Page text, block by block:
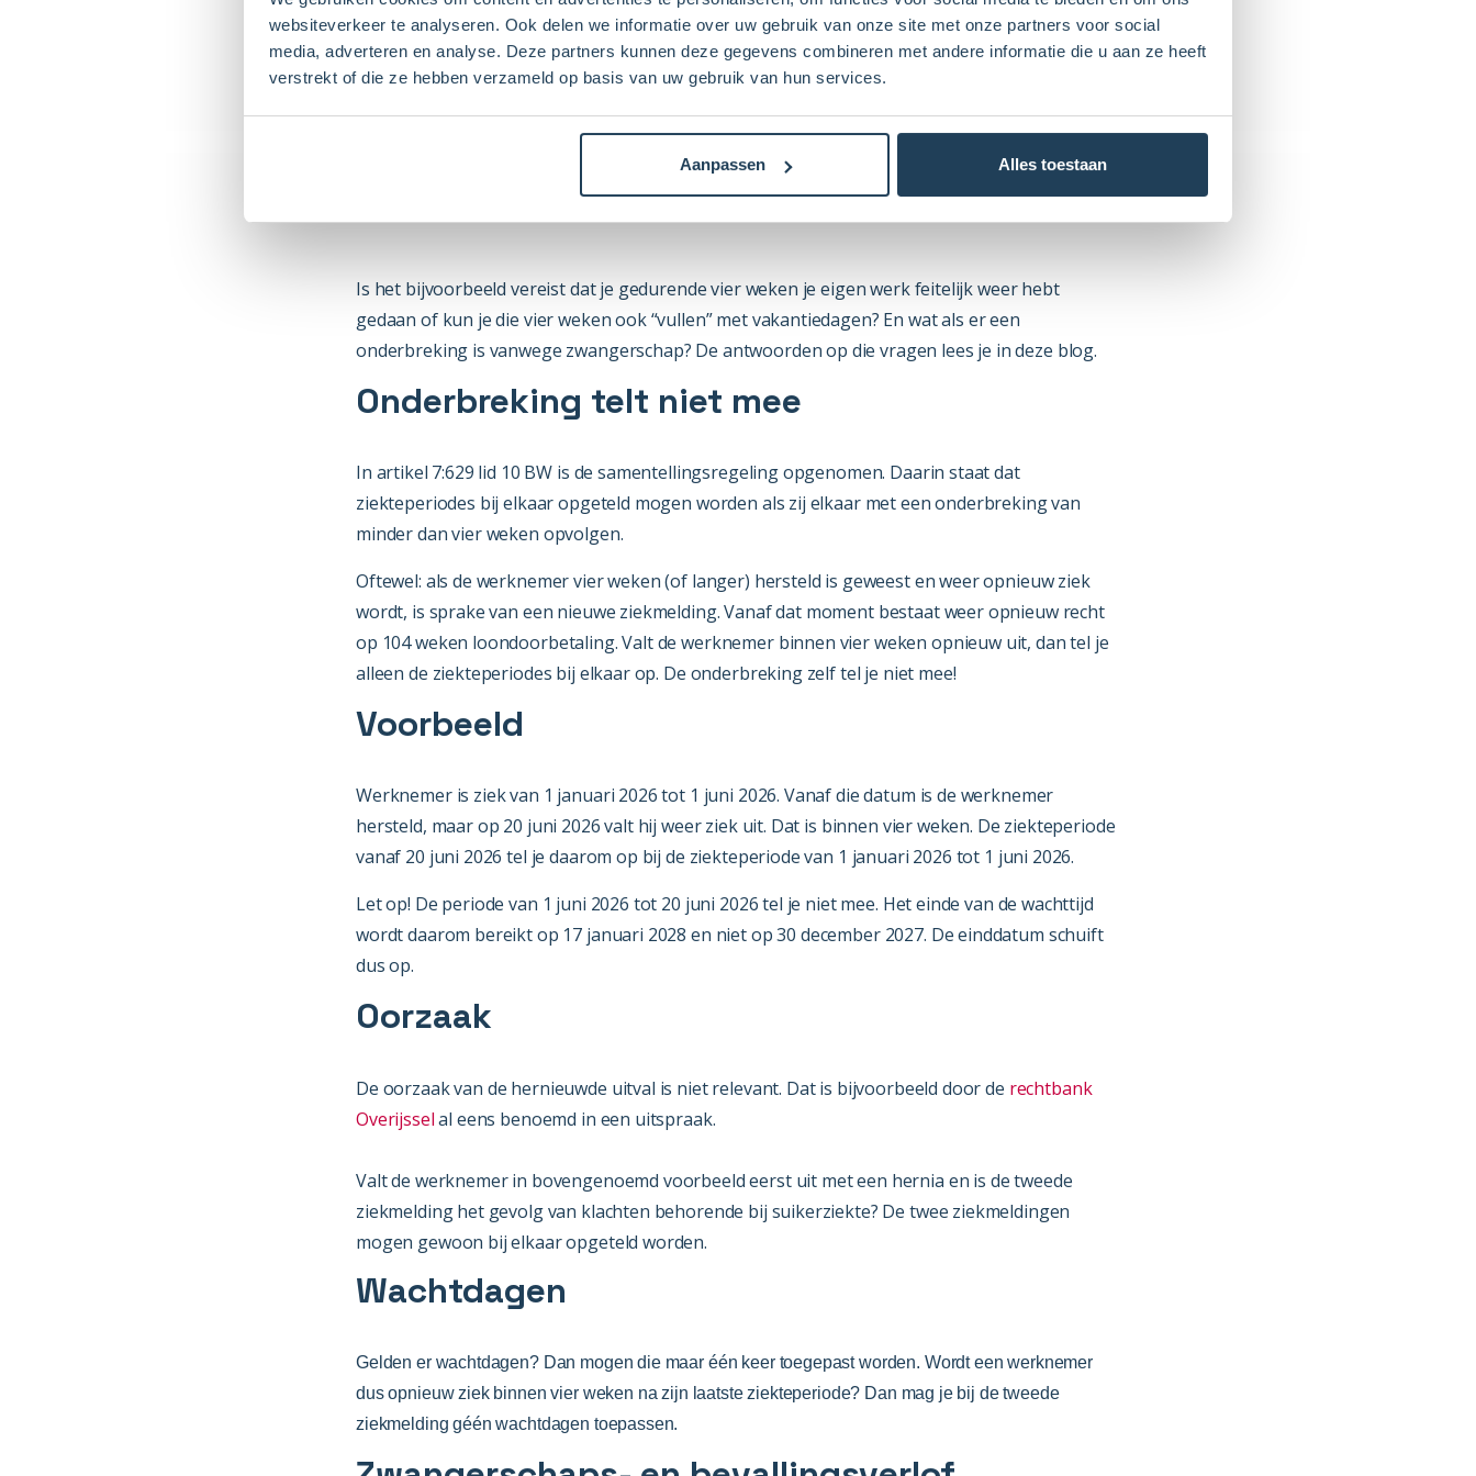
websiteverkeer te analyseren. Ook delen we informatie over uw gebruik van onze site met onze partners voor social
media, adverteren en analyse. Deze partners kunnen deze gegevens combineren met andere informatie die u aan ze heeft
verstrekt of die ze hebben verzameld op basis van uw gebruik van hun services.
Aanpassen Alles toestaan
Is het bijvoorbeeld vereist dat je gedurende vier weken je eigen werk feitelijk weer hebt
gedaan of kun je die vier weken ook “vullen” met vakantiedagen? En wat als er een
onderbreking is vanwege zwangerschap? De antwoorden op die vragen lees je in deze blog.
Onderbreking telt niet mee
In artikel 7:629 lid 10 BW is de samentellingsregeling opgenomen. Daarin staat dat
ziekteperiodes bij elkaar opgeteld mogen worden als zij elkaar met een onderbreking van
minder dan vier weken opvolgen.
Oftewel: als de werknemer vier weken (of langer) hersteld is geweest en weer opnieuw ziek
wordt, is sprake van een nieuwe ziekmelding. Vanaf dat moment bestaat weer opnieuw recht
op 104 weken loondoorbetaling. Valt de werknemer binnen vier weken opnieuw uit, dan tel je
alleen de ziekteperiodes bij elkaar op. De onderbreking zelf tel je niet mee!
Voorbeeld
Werknemer is ziek van 1 januari 2026 tot 1 juni 2026. Vanaf die datum is de werknemer
hersteld, maar op 20 juni 2026 valt hij weer ziek uit. Dat is binnen vier weken. De ziekteperiode
vanaf 20 juni 2026 tel je daarom op bij de ziekteperiode van 1 januari 2026 tot 1 juni 2026.
Let op! De periode van 1 juni 2026 tot 20 juni 2026 tel je niet mee. Het einde van de wachttijd
wordt daarom bereikt op 17 januari 2028 en niet op 30 december 2027. De einddatum schuift
dus op.
Oorzaak
De oorzaak van de hernieuwde uitval is niet relevant. Dat is bijvoorbeeld door de rechtbank
Overijsselal eens benoemd in een uitspraak.
Valt de werknemer in bovengenoemd voorbeeld eerst uit met een hernia en is de tweede
ziekmelding het gevolg van klachten behorende bij suikerziekte? De twee ziekmeldingen
mogen gewoon bij elkaar opgeteld worden.
Wachtdagen
Gelden er wachtdagen? Dan mogen die maar één keer toegepast worden. Wordt een werknemer
dus opnieuw ziek binnen vier weken na zijn laatste ziekteperiode? Dan mag je bij de tweede
ziekmelding géén wachtdagen toepassen.